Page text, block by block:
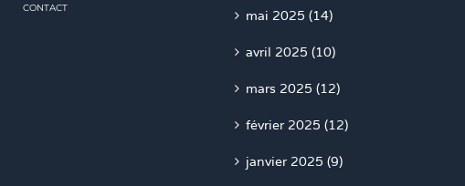
CONTACT mai 2025 (14)
avril 2025 (10)
mars 2025 (12)
février 2025 (12)
janvier 2025 (9)